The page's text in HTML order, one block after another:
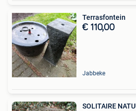
Terrasfontein
€ 110,00
Jabbeke
SOLITAIRE